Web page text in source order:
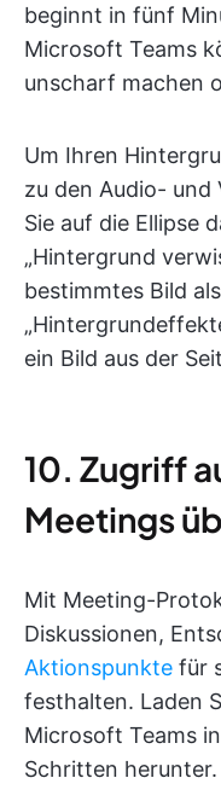
beginnt in fünf
Microsoft Teams
unscharf machen
Um Ihren
zu den Audio- und
Sie auf die Ellipse
„Hintergrund
bestimmtes Bild
ein Bild aus der
10. Zugriff
Meetings
Mit Meeting-
Diskussionen,
Aktionspunkte für
festhalten. Laden
Microsoft Teams
Schritten herunter.